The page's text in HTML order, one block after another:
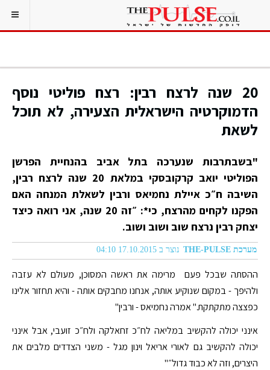
20 שנה לרצח רבין: רצח פוליטי נוסף
הדמוקרטיה הישראלית הצעירה, לא תוכל
לשאת
"בשבתרבות שנערכה בתל אביב בהנחיית הפרשן
הפוליטי יואב קרקובסקי במלאת 20 שנה לרצח רבין,
השיבה ח״כ איילת נחמיאס ורבין לשאלת המנחה האם
הפקנו לקחים מהרצח, כי*: ״זה 20 שנה, אני רואה כיצד
יצחק רבין נרצח שוב ושוב ושוב.
מערכת THE-PULSE נוצר ב 17.10.2015 04:10
ההסתה שבכל פעם מרימה את ראשה המסוכן, מעולם לא עזבה
ולהיפך - במקום שנוקיע אותה, אנחנו מחבקים אותה - והיא תחזור אלינו
כפצצה מתקתקת." אמרה נחמיאס - ורבין"
אינני יכולה להקשיב במליאה לח״כ זחאלקה ולח״כ זועבי, אבל אינני
יכולה להקשיב גם לאורי אריאל וינון מגל - משני הצדדים מלבים את
היצרים, וזה לא כבוד גדול״"